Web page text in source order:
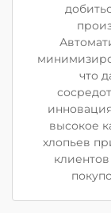
что
высокое
хлопьев